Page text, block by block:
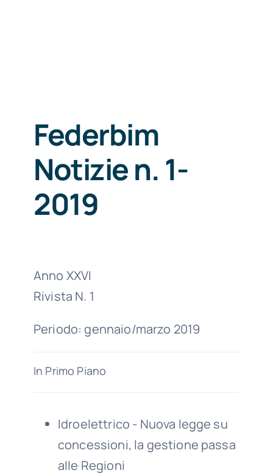
Federbim
Notizie n. 1-
2019
Anno XXVI
Rivista N. 1
Periodo: gennaio/marzo 2019
In Primo Piano
Idroelettrico - Nuova legge su
concessioni, la gestione passa
alle Regioni